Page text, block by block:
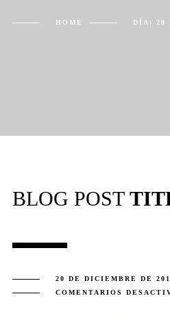
HOME DÍA: 20
BLOG POST
20 DE DICIEMBRE DE
COMENTARIOS